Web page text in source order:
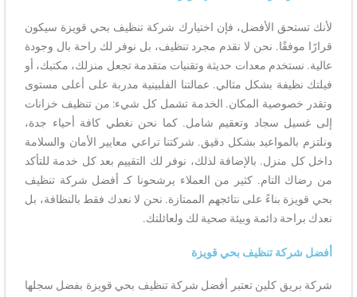
لأنك تستحق الأفضل، فإن اختيارك شركة تنظيف بحي قويزة سيكون
قرارًا موفقًا. نحن لا نقدم مجرد تنظيف، بل نوفر لك راحة بال وجودة
عالية. نستخدم معدات حديثة وتقنيات متقدمة تجعل منزلك، مكتبك، أو
فيلتك نظيفة بشكل مثالي. عمالتنا الفلبينية مدربة على أعلى مستوى
وتقدر خصوصية المكان. الخدمة تشمل كل شيء: من تنظيف خزانات
إلى غسيل سجاد وتعقيم شامل. كما نحن نغطي كافة أحياء جدة،
ونلتزم بالمواعيد بشكل دقيق. شركتنا تراعي معايير الأمان والسلامة
داخل كل منزل. بالإضافة لذلك، نوفر لك التقييم بعد كل خدمة للتأكد
من رضاك التام. كثير من العملاء يرشحونا كـ أفضل شركة تنظيف
بحي قويزة بناءً على نتائجهم الممتازة. نحن لا نعدك فقط بالنظافة، بل
نعدك براحة دائمة وبيئة صحية لك ولعائلتك.
أفضل شركة تنظيف بحي قويزة
شركة بريق كلين تعتبر أفضل شركة تنظيف بحي قويزة بفضل سجلها